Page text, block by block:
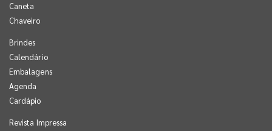
Caneta
Chaveiro
Brindes
Calendário
Embalagens
Agenda
Cardápio
Revista Impressa